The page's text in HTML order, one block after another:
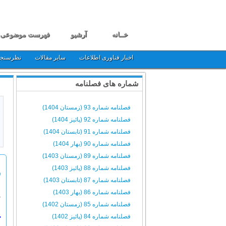
خــانه آرشیو فهرست موضوعی
اخبار فناوری اطلاعات سایر مقالات
شماره های فصلنامه
فصلنامه شماره 93 (زمستان 1404)
فصلنامه شماره 92 (پائیز 1404)
فصلنامه شماره 91 (تابستان 1404)
فصلنامه شماره 90 (بهار 1404)
فصلنامه شماره 89 (زمستان 1403)
فصلنامه شماره 88 (پائیز 1403)
فصلنامه شماره 87 (تابستان 1403)
فصلنامه شماره 86 (بهار 1403)
فصلنامه شماره 85 (زمستان 1402)
فصلنامه شماره 84 (پائیز 1402)